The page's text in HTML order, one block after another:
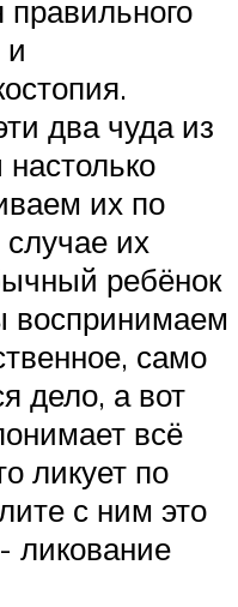
два чуда из
их по
их
ребёнок
воспринимаем
само
дело, а вот
всё
ликует по
с ним это
ликование